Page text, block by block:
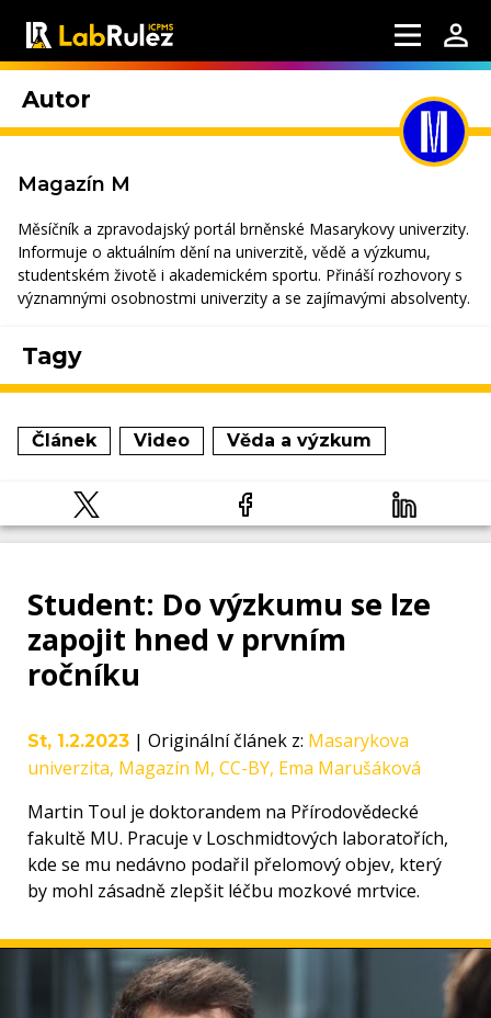
Autor
Magazín M
Měsíčník a zpravodajský portál brněnské Masarykovy univerzity.
Informuje o aktuálním dění na univerzitě, vědě a výzkumu,
studentském životě i akademickém sportu. Přináší rozhovory s
významnými osobnostmi univerzity a se zajímavými absolventy.
Tagy
Článek Video Věda a výzkum
Student: Do výzkumu se lze
zapojit hned v prvním
ročníku
St, 1.2.2023 | Originální článek z: Masarykova
univerzita, Magazín M, CC-BY, Ema Marušáková
Martin Toul je doktorandem na Přírodovědecké
fakultě MU. Pracuje v Loschmidtových laboratořích,
kde se mu nedávno podařil přelomový objev, který
by mohl zásadně zlepšit léčbu mozkové mrtvice.